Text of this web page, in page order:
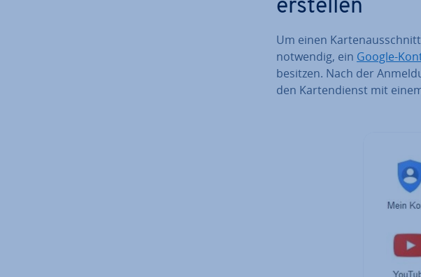
erstellen
Um einen
notwendig, ein Google-
besitzen. Nach der
den Kar­ten­dienst mit